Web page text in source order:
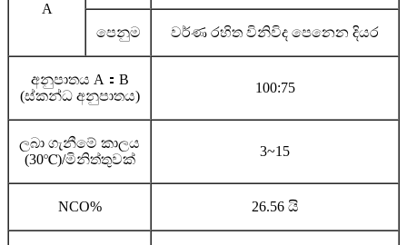
A
පෙනුම වර්ණ රහිත විනිවිද පෙනෙන දියර
අනුපාතය A：B
(ස්කන්ධ අනුපාතය)
100:75
ලබා ගැනීමේ කාලය
(30℃)/මිනිත්තුවක්
3~15
NCO% 26.56 යි